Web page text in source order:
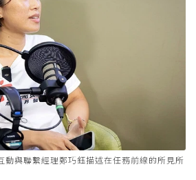
動與聯繫經理鄭巧鈺描述在任務前線的所見所